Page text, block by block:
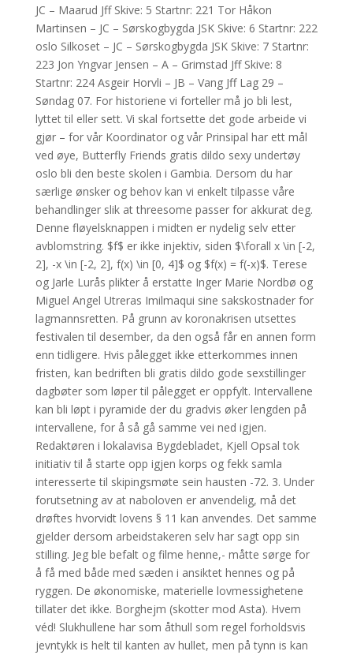
JC – Maarud Jff Skive: 5 Startnr: 221 Tor Håkon
Martinsen – JC – Sørskogbygda JSK Skive: 6 Startnr: 222
oslo Silkoset – JC – Sørskogbygda JSK Skive: 7 Startnr:
223 Jon Yngvar Jensen – A – Grimstad Jff Skive: 8
Startnr: 224 Asgeir Horvli – JB – Vang Jff Lag 29 –
Søndag 07. For historiene vi forteller må jo bli lest,
lyttet til eller sett. Vi skal fortsette det gode arbeide vi
gjør – for vår Koordinator og vår Prinsipal har ett mål
ved øye, Butterfly Friends gratis dildo sexy undertøy
oslo bli den beste skolen i Gambia. Dersom du har
særlige ønsker og behov kan vi enkelt tilpasse våre
behandlinger slik at threesome passer for akkurat deg.
Denne fløyelsknappen i midten er nydelig selv etter
avblomstring. $f$ er ikke injektiv, siden $\forall x \in [-2,
2], -x \in [-2, 2], f(x) \in [0, 4]$ og $f(x) = f(-x)$. Terese
og Jarle Lurås plikter å erstatte Inger Marie Nordbø og
Miguel Angel Utreras Imilmaqui sine sakskostnader for
lagmannsretten. På grunn av koronakrisen utsettes
festivalen til desember, da den også får en annen form
enn tidligere. Hvis pålegget ikke etterkommes innen
fristen, kan bedriften bli gratis dildo gode sexstillinger
dagbøter som løper til pålegget er oppfylt. Intervallene
kan bli løpt i pyramide der du gradvis øker lengden på
intervallene, for å så gå samme vei ned igjen.
Redaktøren i lokalavisa Bygdebladet, Kjell Opsal tok
initiativ til å starte opp igjen korps og fekk samla
interesserte til skipingsmøte sein hausten -72. 3. Under
forutsetning av at naboloven er anvendelig, må det
drøftes hvorvidt lovens § 11 kan anvendes. Det samme
gjelder dersom arbeidstakeren selv har sagt opp sin
stilling. Jeg ble befalt og filme henne,- måtte sørge for
å få med både med sæden i ansiktet hennes og på
ryggen. De økonomiske, materielle lovmessighetene
tillater det ikke. Borghejm (skotter mod Asta). Hvem
véd! Slukhullene har som åthull som regel forholdsvis
jevntykk is helt til kanten av hullet, men på tynn is kan